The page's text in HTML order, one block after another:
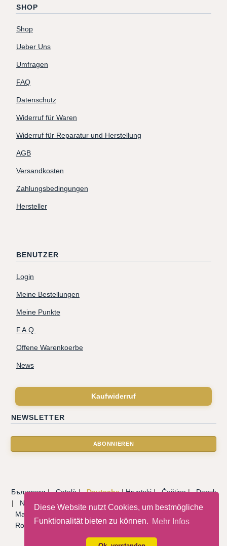
Diese Website nutzt Cookies, um bestmögliche
Funktionalität bieten zu können. Mehr Infos
SHOP
Shop
Ueber Uns
Umfragen
FAQ
Datenschutz
Widerruf für Waren
Widerruf für Reparatur und Herstellung
AGB
Versandkosten
Zahlungsbedingungen
Hersteller
BENUTZER
Login
Meine Bestellungen
Meine Punkte
F.A.Q.
Offene Warenkoerbe
News
Kaufwiderruf
NEWSLETTER
Български|Català|Deutsche|Hrvatski|Čeština|Dansk
| Nederlandse|English | Eesti keel Français | Ελληνικά
Magyar
| Português
Română|Русский|Српски|Slovenský|Slovenščina
Español|Svenska|Türkçe